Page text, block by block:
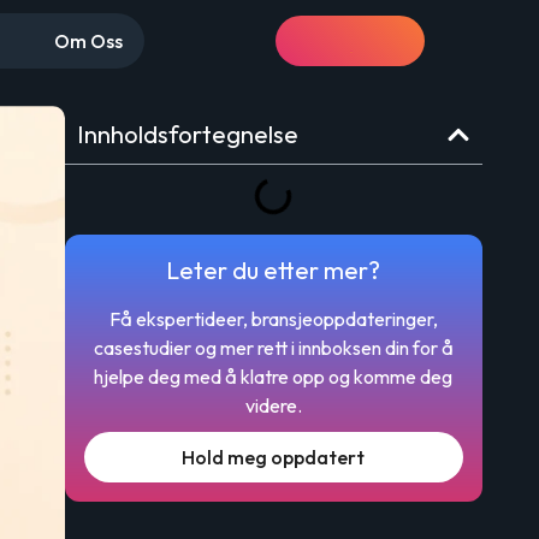
Om Oss
Innholdsfortegnelse
Leter du etter mer?
Få ekspertideer, bransjeoppdateringer,
casestudier og mer rett i innboksen din for å
hjelpe deg med å klatre opp og komme deg
videre.
Hold meg oppdatert